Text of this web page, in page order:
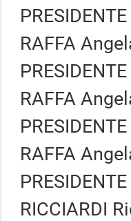
RAFFA
RAFFA
RAFFA
RICCIARDI